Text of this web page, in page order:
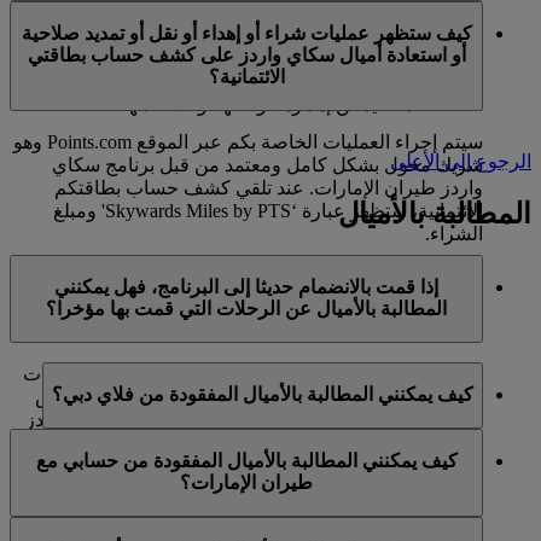
يستخدمون حسابا شخصيا في برنامج سكاي واردز لطيران
الإمارات ولا تنطبق على حسابات برنامج العائلة. وهذا يعني أنه
لا يمكن شراء أميال سكاي واردز إضافية لحسابات برنامج
العائلة، كما لا يمكن إهداؤها أو نقلها أو استعادتها.
كيف ستظهر عمليات شراء أو إهداء أو نقل أو تمديد صلاحية
أو استعادة أميال سكاي واردز على كشف حساب بطاقتي
الائتمانية؟
سيتم إجراء العمليات الخاصة بكم عبر الموقع Points.com وهو
شريك مخول بشكل كامل ومعتمد من قبل برنامج سكاي
واردز طيران الإمارات. عند تلقي كشف حساب بطاقتكم
الائتمانية، ستظهر عبارة ‘Skywards Miles by PTS' ومبلغ
الشراء.
يرجى زيارة هذهالصفحة للحصول على المزيد من المعلومات.
الرجوع إلى الأعلى
المطالبة بالأميال
إذا قمت بالانضمام حديثا إلى البرنامج، فهل يمكنني
المطالبة بالأميال عن الرحلات التي قمت بها مؤخرا؟
نعم، يمكن للأعضاء الجدد المطالبة بالأميال بالنسبة للرحلات
التي تم القيام بها مع طيران الإمارات وفلاي دبي وكوانتاس
قبل ما يصل إلى شهرين من تاريخ التسجيل في سكاي واردز
ومع ذلك، فإن أي معاملات أخرى، مثل الرحلات مع الخطوط
كيف يمكنني المطالبة بالأميال المفقودة من فلاي دبي؟
تسجيل الدخول وإرسال مطالبة عبر الإنترنت على الموقع
كيف يمكنني المطالبة بالأميال المفقودة من حسابي مع
طيران الإمارات؟